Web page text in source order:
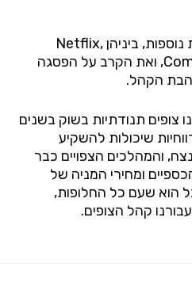
ביניהן Netflix,
, ואת הקרב על הפסגה
הקהל.
צופים תנודתיות בשוק בשנים
שיכולות להשקיע
והמהלכים הצפויים כבר
ומחירי המניה של
הוא שעם כל החלופות,
קהל הצופים.